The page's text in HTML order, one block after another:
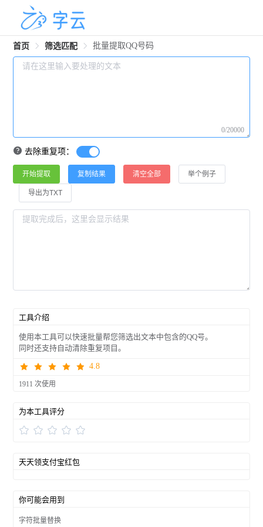
首页 筛选匹配 批量提取QQ号码
0/20000
去除重复项：
开始提取 复制结果 清空全部 举个例子
导出为TXT
工具介绍
使用本工具可以快速批量帮您筛选出文本中包含的QQ号。
同时还支持自动清除重复项目。
4.8
1911 次使用
为本工具评分
天天领支付宝红包
你可能会用到
字符批量替换